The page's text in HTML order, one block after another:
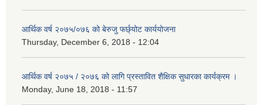
आर्थिक वर्ष २०७५/०७६ को बेरुजु फर्छ्योट कार्ययोजना
Thursday, December 6, 2018 - 12:04
आर्थिक वर्ष २०७५ / २०७६ को लागि प्रस्तावित शैक्षिक सुधारका कार्यक्रम ।
Monday, June 18, 2018 - 11:57